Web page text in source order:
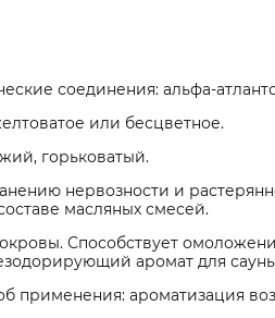
соединения: альфа-
или бесцветное.
горьковатый.
нервозности и
масляных смесей.
Способствует
аромат для
применения: ароматизация